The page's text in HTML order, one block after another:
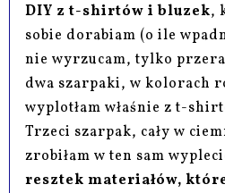
DIY z t-shirtów i bluzek,
sobie dorabiam (o ile
nie wyrzucam, tylko
dwa szarpaki, w kolorach
wyplotłam właśnie z t-
Trzeci szarpak, cały w
zrobiłam w ten sam
resztek materiałów,